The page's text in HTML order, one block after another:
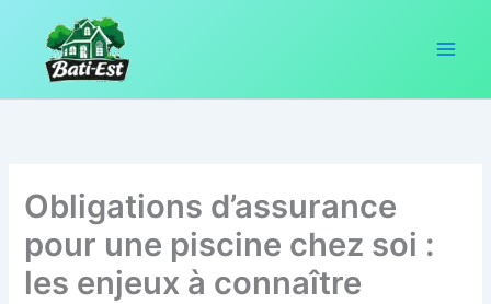
contenu
Obligations d’assurance
pour une piscine chez soi :
les enjeux à connaître